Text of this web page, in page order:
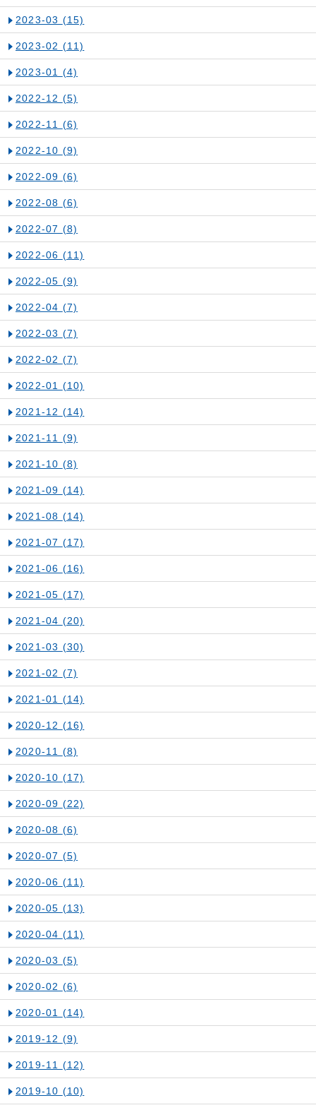
2023-03 (15)
2023-02 (11)
2023-01 (4)
2022-12 (5)
2022-11 (6)
2022-10 (9)
2022-09 (6)
2022-08 (6)
2022-07 (8)
2022-06 (11)
2022-05 (9)
2022-04 (7)
2022-03 (7)
2022-02 (7)
2022-01 (10)
2021-12 (14)
2021-11 (9)
2021-10 (8)
2021-09 (14)
2021-08 (14)
2021-07 (17)
2021-06 (16)
2021-05 (17)
2021-04 (20)
2021-03 (30)
2021-02 (7)
2021-01 (14)
2020-12 (16)
2020-11 (8)
2020-10 (17)
2020-09 (22)
2020-08 (6)
2020-07 (5)
2020-06 (11)
2020-05 (13)
2020-04 (11)
2020-03 (5)
2020-02 (6)
2020-01 (14)
2019-12 (9)
2019-11 (12)
2019-10 (10)